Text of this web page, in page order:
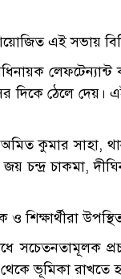
এই সভায়
ঠেলে দেয়।
কুমার সাহা,
চাকমা,
শিক্ষার্থীরা
ভূমিকা রাখতে